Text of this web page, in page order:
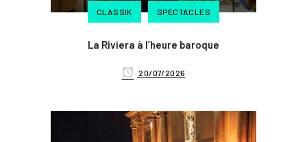
CLASSIK SPECTACLES
La Riviera à l’heure baroque
20/07/2026